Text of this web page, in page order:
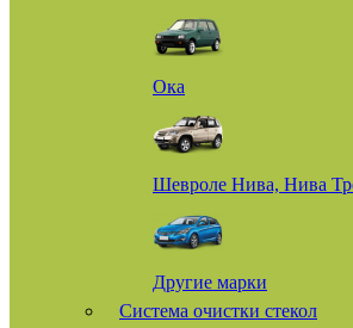
Ока
Шевроле Нива, Нива
Другие марки
Система очистки стекол